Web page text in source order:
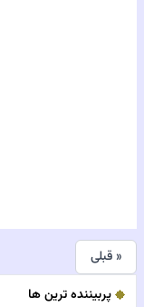
« قبلی
پربیننده ترین ها